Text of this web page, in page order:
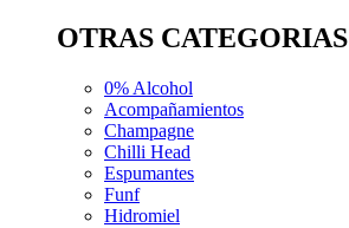
OTRAS CATEGORIAS
0% Alcohol
Acompañamientos
Champagne
Chilli Head
Espumantes
Funf
Hidromiel